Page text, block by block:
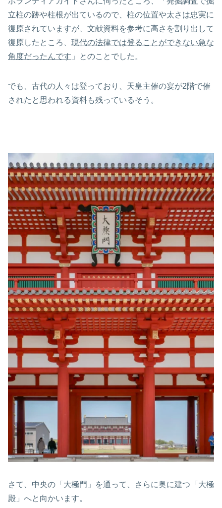
立柱の跡や柱根が出ているので、柱の位置や太さは忠実に
復原されていますが、文献資料を参考に高さを割り出して
復原したところ、 現代の法律では登ることができない急な
角度だったんです 」とのことでした。
でも、古代の人々は登っており、天皇主催の宴が2階で催
されたと思われる資料も残っているそう。
さて、中央の「大極門」を通って、さらに奥に建つ「大極
殿」へと向かいます。